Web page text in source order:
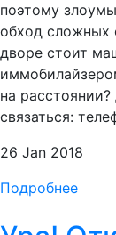
поэтому
обход сложных
дворе стоит
на
связаться:
26 Jan 2018
Подробнее